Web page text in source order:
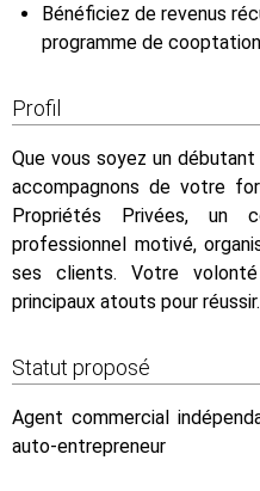
Bénéficiez de revenus
programme de cooptation
Profil
Que vous soyez un
accompagnons de votre
Propriétés Privées, un
professionnel motivé,
ses clients. Votre
principaux atouts pour réussir.
Statut proposé
Agent commercial
auto-entrepreneur